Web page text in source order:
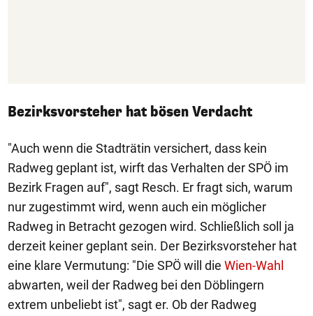
Bezirksvorsteher hat bösen Verdacht
"Auch wenn die Stadträtin versichert, dass kein
Radweg geplant ist, wirft das Verhalten der SPÖ im
Bezirk Fragen auf", sagt Resch. Er fragt sich, warum
nur zugestimmt wird, wenn auch ein möglicher
Radweg in Betracht gezogen wird. Schließlich soll ja
derzeit keiner geplant sein. Der Bezirksvorsteher hat
eine klare Vermutung: "Die SPÖ will die Wien-Wahl
abwarten, weil der Radweg bei den Döblingern
extrem unbeliebt ist", sagt er. Ob der Radweg